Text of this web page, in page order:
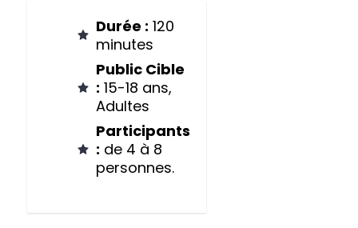
Durée : 120
minutes
Public Cible
: 15-18 ans,
Adultes
Participants
: de 4 à 8
personnes.